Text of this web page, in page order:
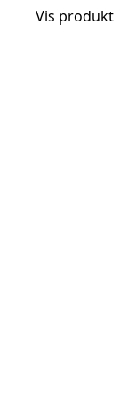
Vis produkt